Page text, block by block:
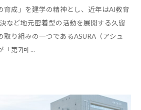
育成」を建学の精神とし、近年はAI教育
など地元密着型の活動を展開する久留
り組みの一つであるASURA（アシュ
「第7回 ...